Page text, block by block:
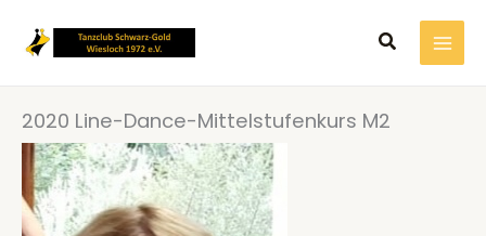
Inhalt
Suchen
2020 Line-Dance-Mittelstufenkurs M2